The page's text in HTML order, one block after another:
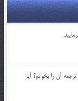
آن را بخوانم؟ آيا